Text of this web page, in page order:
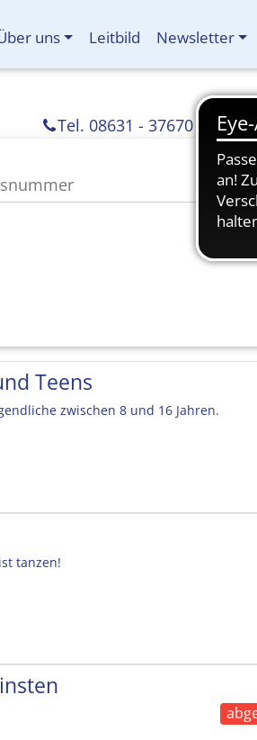
uns Leitbild Newsletter
Tel. 08631 - 37670
Teens
zwischen 8 und 16 Jahren.
tanzen!